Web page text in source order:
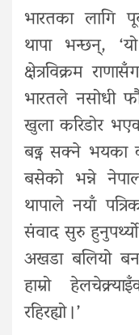
भारतका लागि
थापा भन्छन्,
क्षेत्रविक्रम
भारतले नसोधी
खुला करिडोर
बढ्न सक्ने भयका
बसेको भन्ने
थापाले नयाँ
संवाद सुरु
अखडा बलियो
हाम्रो
रहिरह्यो ।’